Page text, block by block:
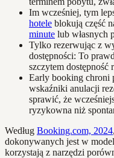
Im wcześniej, tym
hotele blokują część
minute lub własnych
Tylko rezerwując z
dostępności: To
szczytem dostępność
Early booking chroni
wskaźniki anulacji
sprawić, że
ryzykowna niż
Według Booking.com, 2024
dokonywanych jest w
korzystają z narzędzi